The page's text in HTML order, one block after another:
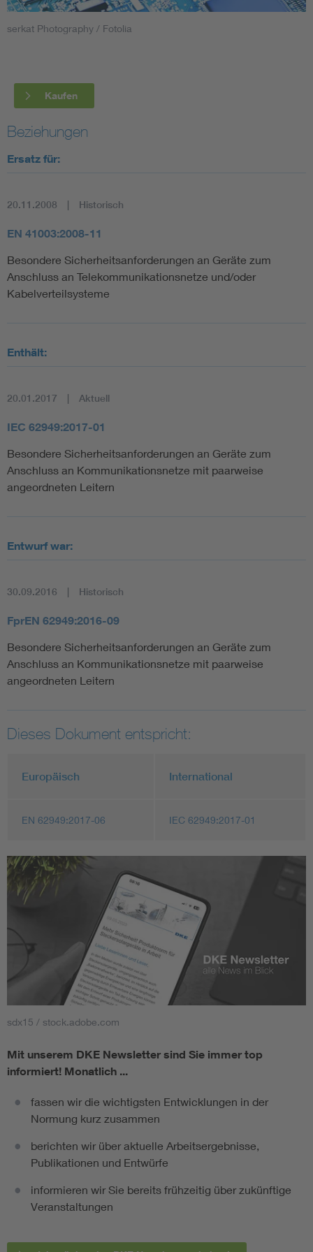
Smart Cities
Blitzschutz: DIN EN 62305 in der Übersicht
Circular Economy für mehr Ressourceneffizienz
Elektrofachkraft (EFK)
serkat Photography / Fotolia
Kaufen
Beziehungen
Ersatz für:
20.11.2008 Historisch
EN 41003:2008-11
Besondere Sicherheitsanforderungen an Geräte zum
Anschluss an Telekommunikationsnetze und/oder
Kabelverteilsysteme
Enthält:
20.01.2017 Aktuell
IEC 62949:2017-01
Besondere Sicherheitsanforderungen an Geräte zum
Anschluss an Kommunikationsnetze mit paarweise
angeordneten Leitern
Entwurf war:
30.09.2016 Historisch
FprEN 62949:2016-09
Besondere Sicherheitsanforderungen an Geräte zum
Anschluss an Kommunikationsnetze mit paarweise
angeordneten Leitern
Dieses Dokument entspricht:
Europäisch International
EN 62949:2017-06 IEC 62949:2017-01
sdx15 / stock.adobe.com
Mit unserem DKE Newsletter sind Sie immer top
informiert! Monatlich ...
fassen wir die wichtigsten Entwicklungen in der
Normung kurz zusammen
berichten wir über aktuelle Arbeitsergebnisse,
Publikationen und Entwürfe
informieren wir Sie bereits frühzeitig über zukünftige
Veranstaltungen